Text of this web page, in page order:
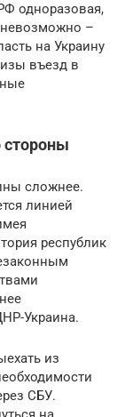
одноразовая,
невозможно –
на Украину
въезд в
стороны
сложнее.
линией
республик
Украина.
из
СБУ.